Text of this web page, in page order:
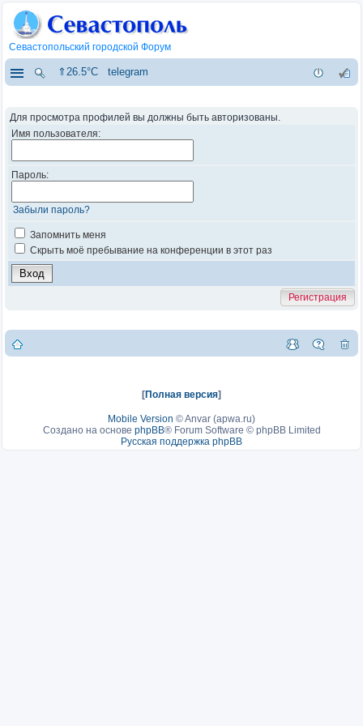
Севастопольский городской Форум
⇑26.5°C telegram
Для просмотра профилей вы должны быть авторизованы.
Имя пользователя:
Пароль:
Забыли пароль?
Запомнить меня
Скрыть моё пребывание на конференции в этот раз
Регистрация
[Полная версия]
Mobile Version ©Anvar (apwa.ru)
Создано на основе phpBB® Forum Software © phpBB Limited
Русская поддержка phpBB